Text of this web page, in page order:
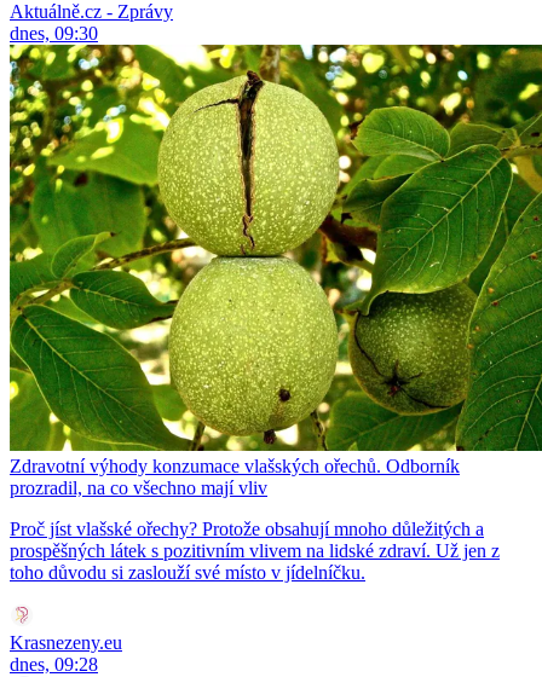
Aktuálně.cz - Zprávy
dnes, 09:30
Zdravotní výhody konzumace vlašských ořechů. Odborník
prozradil, na co všechno mají vliv
Proč jíst vlašské ořechy? Protože obsahují mnoho důležitých a
prospěšných látek s pozitivním vlivem na lidské zdraví. Už jen z
toho důvodu si zaslouží své místo v jídelníčku.
Krasnezeny.eu
dnes, 09:28